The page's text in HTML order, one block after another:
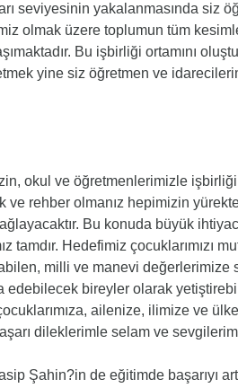
seviyesinin yakalanmasında siz
olmak üzere toplumun tüm
Bu işbirliği ortamını
yine siz öğretmen ve
okul ve öğretmenlerimizle işbirliği
ve rehber olmanız hepimizin
Bu konuda büyük
tamdır. Hedefimiz çocuklarımızı
milli ve manevi değerlerimize
bireyler olarak
ailenize, ilimize ve
dileklerimle selam ve
Şahin?in de eğitimde başarıyı